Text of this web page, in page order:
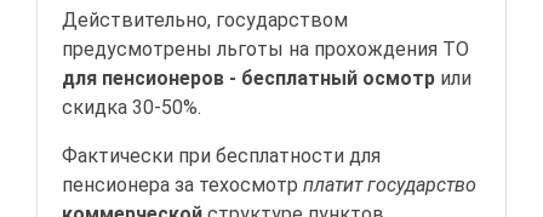
Действительно, государством
предусмотрены льготы на прохождения ТО
для пенсионеров - бесплатный осмотр или
скидка 30-50%.
Фактически при бесплатности для
пенсионера за техосмотр платит государство